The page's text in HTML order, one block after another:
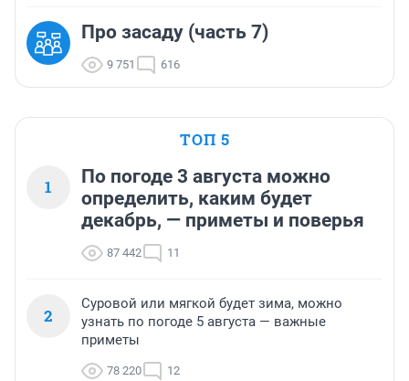
Про засаду (часть 7)
9 751 616
ТОП 5
1
По погоде 3 августа можно
определить, каким будет
декабрь, — приметы и поверья
87 442 11
2
Суровой или мягкой будет зима, можно
узнать по погоде 5 августа — важные
приметы
78 220 12